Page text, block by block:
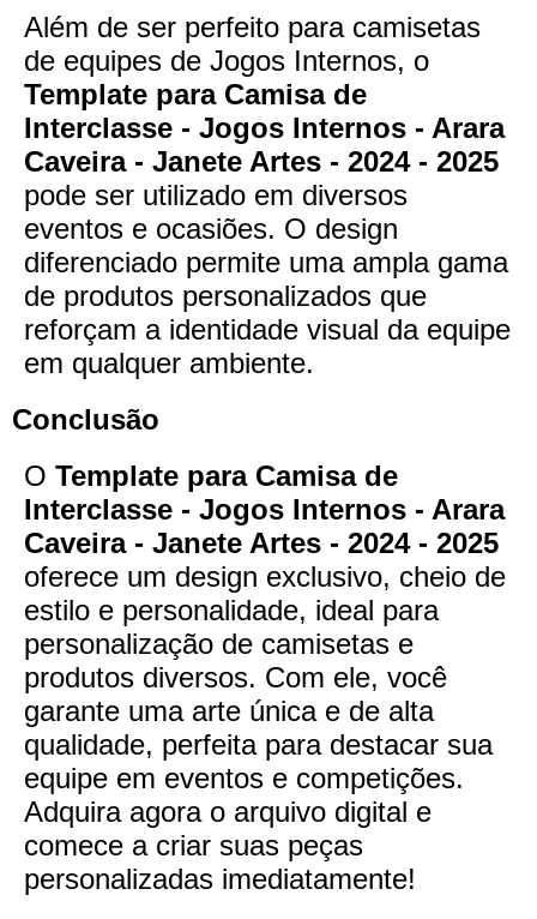
Além de ser perfeito para camisetas
de equipes de Jogos Internos, o
Template para Camisa de
Interclasse - Jogos Internos - Arara
Caveira - Janete Artes - 2024 - 2025
pode ser utilizado em diversos
eventos e ocasiões. O design
diferenciado permite uma ampla gama
de produtos personalizados que
reforçam a identidade visual da equipe
em qualquer ambiente.
Conclusão
O Template para Camisa de
Interclasse - Jogos Internos - Arara
Caveira - Janete Artes - 2024 - 2025
oferece um design exclusivo, cheio de
estilo e personalidade, ideal para
personalização de camisetas e
produtos diversos. Com ele, você
garante uma arte única e de alta
qualidade, perfeita para destacar sua
equipe em eventos e competições.
Adquira agora o arquivo digital e
comece a criar suas peças
personalizadas imediatamente!